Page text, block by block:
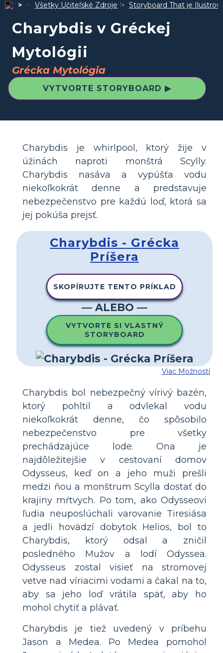
Všetky Učiteľské Zdroje Storyboard That je
Charybdis v Gréckej
Mytológii
Grécka Mytológia
VYTVORTE STORYBOARD ▶
Charybdis je whirlpool, ktorý žije v
úžinách naproti monštrá Scylly.
Charybdis nasáva a vypúšťa vodu
niekoľkokrát denne a predstavuje
nebezpečenstvo pre každú loď, ktorá sa
jej pokúša prejsť.
Charybdis - Grécka
Príšera
SKOPÍRUJTE TENTO PRÍKLAD
— ALEBO —
VYTVORTE SI VLASTNÝ
STORYBOARD
Viac Možností
Charybdis bol nebezpečný vírivý bazén,
ktorý pohltil a odvlekal vodu
niekoľkokrát denne, čo spôsobilo
nebezpečenstvo pre všetky
prechádzajúce lode. Ona je
najdôležitejšie v cestovaní domov
Odysseus, keď on a jeho muži prešli
medzi ňou a monštrum Scylla dostať do
krajiny mŕtvych. Po tom, ako Odysseovi
ľudia neuposlúchali varovanie Tiresiása
a jedli hovädzí dobytok Helios, bol to
Charybdis, ktorý odsal a zničil
posledného Mužov a lodí Odyssea.
Odysseus zostal visieť na stromovej
vetve nad víriacimi vodami a čakal na to,
aby sa jeho loď vrátila späť, aby ho
mohol chytiť a plávať.
Charybdis je tiež uvedený v príbehu
Jason a Medea. Po Medea pomohol